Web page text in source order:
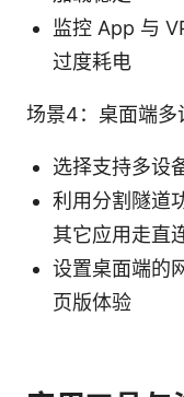
监控 App 与
过度耗电
场景4：桌面端多
选择支持多设
利用分割隧道
其它应用走直
设置桌面端的
页版体验